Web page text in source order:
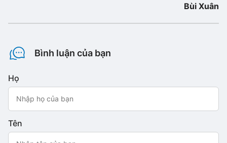
Bùi Xuân
Bình luận của bạn
Họ
Tên